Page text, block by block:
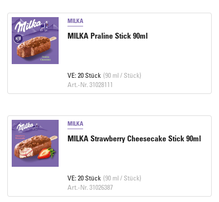
MILKA
MILKA Praline Stick 90ml
VE: 20 Stück (90 ml / Stück)
Art.-Nr. 31028111
MILKA
MILKA Strawberry Cheesecake Stick 90ml
VE: 20 Stück (90 ml / Stück)
Art.-Nr. 31026387